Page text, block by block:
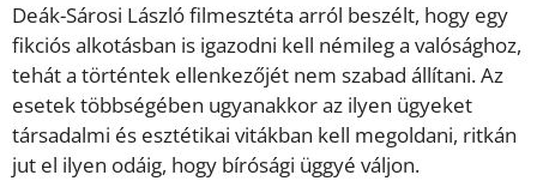
Deák-Sárosi László filmesztéta arról beszélt, hogy egy
fikciós alkotásban is igazodni kell némileg a valósághoz,
tehát a történtek ellenkezőjét nem szabad állítani. Az
esetek többségében ugyanakkor az ilyen ügyeket
társadalmi és esztétikai vitákban kell megoldani, ritkán
jut el ilyen odáig, hogy bírósági üggyé váljon.